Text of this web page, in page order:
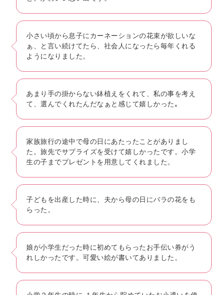
小さい頃から息子にカーネーションの花束が欲しいな
ぁ、と言い続けてたら、社会人になったら毎年くれる
ようになりました。
あまり手の掛からない鉢植えをくれて、私の事を考え
て、選んでくれたんだなぁと感じて嬉しかった｡
家族旅行の途中で母の日にあたったことがありまし
た。旅先でサプライズを受けて嬉しかったです。小学
生の子までプレゼントを用意してくれました。
子どもを出産した時に、夫から母の日にバラの花をも
らった。
娘が小学生だった時に初めてもらったお手伝い券がう
れしかったです。可愛い絵が書いてありました。